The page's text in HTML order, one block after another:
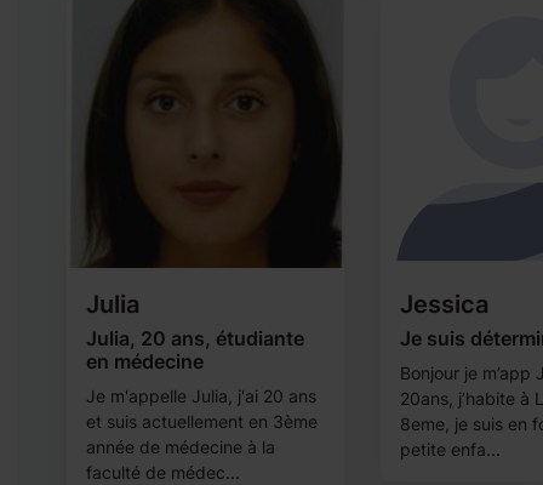
Julia
Julia, 20 ans, étudiante
en médecine
Je m'appelle Julia, j'ai 20 ans
et suis actuellement en 3ème
année de médecine à la
faculté de médec...
Jessica
Je suis
Bonjour je m’app
20ans, j’habite à
8eme, je suis en
petite enfa...